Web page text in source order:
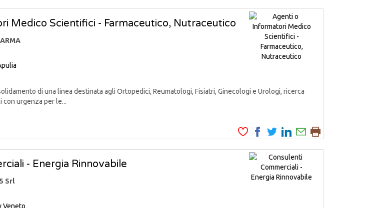
Medico Scientifici - Farmaceutico, Nutraceutico
di una linea destinata agli Ortopedici, Reumatologi, Fisiatri, Ginecologi e Urologi, ricerca
urgenza per le...
- Energia Rinnovabile
Srl
Veneto